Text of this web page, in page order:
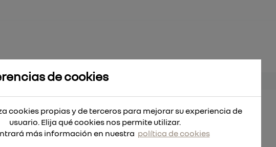
HSS-G Tin 10,2mm
G Tin 10,2mm
de cookies
cookies propias y de terceros para mejorar su experiencia de
usuario. Elija qué cookies nos permite utilizar.
más información en nuestra política de cookies